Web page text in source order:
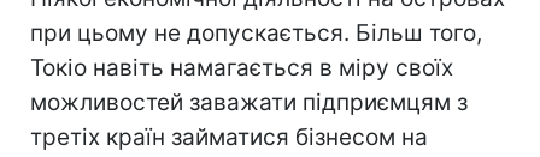
при цьому не допускається. Більш того,
Токіо навіть намагається в міру своїх
можливостей заважати підприємцям з
третіх країн займатися бізнесом на